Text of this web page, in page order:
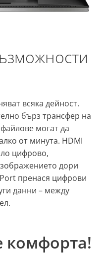
всяка дейност.
бърз трансфер на
могат да
от минута. HDMI
цифрово,
дори
пренася цифрови
данни – между
комфорта!